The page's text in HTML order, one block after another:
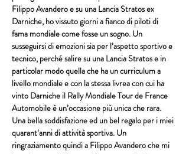
Filippo Avandero e su una Lancia Stratos ex
Darniche, ho vissuto giorni a fianco di piloti di
fama mondiale come fosse un sogno. Un
susseguirsi di emozioni sia per l’aspetto sportivo e
tecnico, perché salire su una Lancia Stratos e in
particolar modo quella che ha un curriculum a
livello mondiale e con la stessa livrea con cui ha
vinto Darniche il Rally Mondiale Tour de France
Automobile è un’occasione più unica che rara.
Una bella soddisfazione ed un bel regalo per i miei
quarant’anni di attività sportiva. Un
ringraziamento quindi a Filippo Avandero che mi